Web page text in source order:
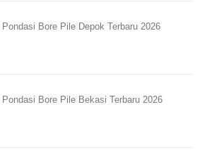
Pondasi Bore Pile Depok Terbaru 2026
Pondasi Bore Pile Bekasi Terbaru 2026